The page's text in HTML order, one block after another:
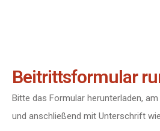
Beitrittsformular
Bitte das Formular herunterladen,
und anschließend mit Unterschrift